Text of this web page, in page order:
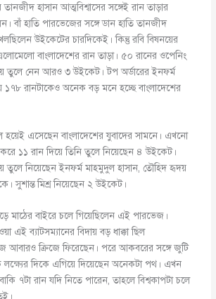
হাসান আত্মবিশ্বাসের সঙ্গেই রান তাড়ার
বাঁ হাতি পারভেজের সঙ্গে ডান হাতি তানজীদ
উইকেটের চারদিকেই। কিন্তু রবি বিষনয়ের
বাংলাদেশের রান তাড়া। ৫০ রানের ওপেনিং
তুলে নেন আরও ৩ উইকেট। টপ অর্ডারের ইনফর্ম
১৭৮ রানটাকেও অনেক বড় মনে হচ্ছে বাংলাদেশের
হয়েই এসেছেন বাংলাদেশের যুবাদের সামনে। এখনো
করে ১১ রান দিয়ে তিনি তুলে নিয়েছেন ৪ উইকেট।
তুলে নিয়েছেন ইনফর্ম মাহমুদুল হাসান, তৌহিদ হৃদয়
সুশান্ত মিশ্র নিয়েছেন ২ উইকেট।
মাঠের বাইরে চলে গিয়েছিলেন এই পারভেজ।
এই ব্যাটসম্যানের বিদায় বড় ধাক্কা ছিল
আবারও ক্রিজে ফিরেছেন। পরে আকবরের সঙ্গে জুটি
লক্ষ্যের দিকে এগিয়ে দিয়েছেন অনেকটা পথ। এখন
৭টা রান যদি নিতে পারেন, তাহলে বিশ্বকাপটা চলে